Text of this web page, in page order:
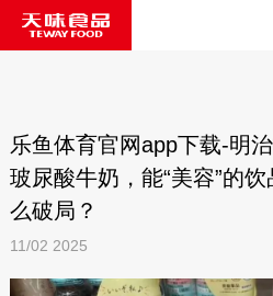
乐鱼体育官网app下载-明
玻尿酸牛奶，能“美容”的
么破局？
11/02 2025